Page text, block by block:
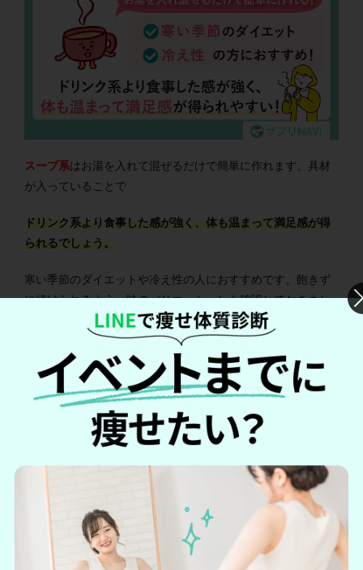
スープ系はお湯を入れて混ぜるだけで簡単に作れます。具材
が入っていることで
ドリンク系より食事した感が強く、体も温まって満足感が得
られるでしょう。
寒い季節のダイエットや冷え性の人におすすめです。飽きず
に続けられるよう、味のバリエーションも確認しておきまし
【食事系】置き換えダイエット食品お
すすめ5選